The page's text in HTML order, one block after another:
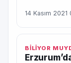
14 Kasım 2021
BİLİYOR